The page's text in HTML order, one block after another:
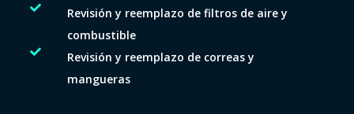

Revisión y reemplazo de filtros de aire y
combustible

Revisión y reemplazo de correas y
mangueras